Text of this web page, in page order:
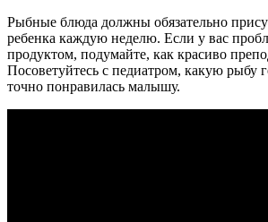
Рыбные блюда должны обязательно
ребенка каждую неделю. Если у вас
продуктом, подумайте, как красиво
Посоветуйтесь с педиатром, какую рыбу
точно понравилась малышу.